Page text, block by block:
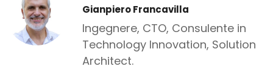
Gianpiero Francavilla
Ingegnere, CTO, Consulente in
Technology Innovation, Solution
Architect.